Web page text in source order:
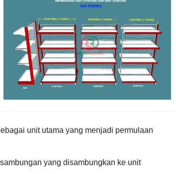
unit utama yang menjadi permulaan
yang disambungkan ke unit